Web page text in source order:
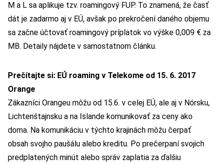
M a L sa aplikuje tzv. roamingový FUP. To znamená, že časť
dát je zadarmo aj v EÚ, avšak po prekročení daného objemu
sa začne účtovať roamingový príplatok vo výške 0,009 € za
MB. Detaily nájdete v samostatnom článku.
Prečítajte si: EÚ roaming v Telekome od 15. 6. 2017
Orange
Zákazníci Orangeu môžu od 15.6. v celej EÚ, ale aj v Nórsku,
Lichtenštajnsku a na Islande komunikovať za ceny ako
doma. Na komunikáciu v týchto krajinách môžu čerpať
obsah svojho paušálu alebo kreditu. Po prečerpaní svojich
predplatených minút alebo správ zaplatia za ďalšiu